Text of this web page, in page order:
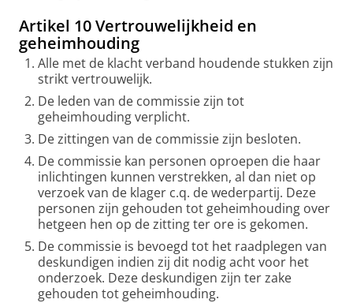
Artikel 10 Vertrouwelijkheid en
geheimhouding
Alle met de klacht verband houdende stukken zijn
strikt vertrouwelijk.
De leden van de commissie zijn tot
geheimhouding verplicht.
De zittingen van de commissie zijn besloten.
De commissie kan personen oproepen die haar
inlichtingen kunnen verstrekken, al dan niet op
verzoek van de klager c.q. de wederpartij. Deze
personen zijn gehouden tot geheimhouding over
hetgeen hen op de zitting ter ore is gekomen.
De commissie is bevoegd tot het raadplegen van
deskundigen indien zij dit nodig acht voor het
onderzoek. Deze deskundigen zijn ter zake
gehouden tot geheimhouding.